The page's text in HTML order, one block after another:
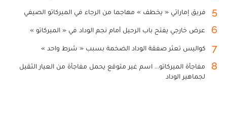
5 فريق إماراتي « يخطف » مهاجما من الرجاء في الميركاتو الصيفي
6 عرض خارجي يفتح باب الرحيل أمام نجم الوداد في « الميركاتو »
7 كواليس تعثر صفقة الوداد الضخمة بسبب « شرط واحد »
8
مفاجأة الميركاتو... اسم غير متوقع يحمل مفاجأة من العيار الثقيل
لجماهير الوداد